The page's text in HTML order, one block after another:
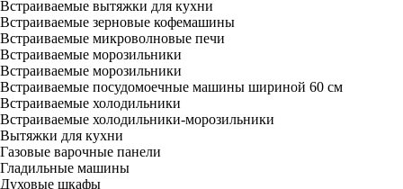
Встраиваемые вытяжки для кухни
Встраиваемые зерновые кофемашины
Встраиваемые микроволновые печи
Встраиваемые морозильники
Встраиваемые морозильники
Встраиваемые посудомоечные машины шириной 60 см
Встраиваемые холодильники
Встраиваемые холодильники-морозильники
Вытяжки для кухни
Газовые варочные панели
Гладильные машины
Духовые шкафы